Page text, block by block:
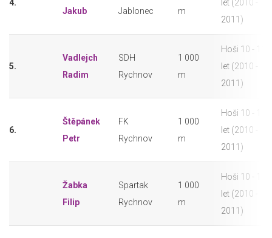
4.
Jakub
Jablonec
m
let (2010 -
2011)
5.
Vadlejch
Radim
SDH
Rychnov
1 000
m
Hoši 10 - 11
let (2010 -
2011)
6.
Štěpánek
Petr
FK
Rychnov
1 000
m
Hoši 10 - 11
let (2010 -
2011)
Žabka
Filip
Spartak
Rychnov
1 000
m
Hoši 10 - 11
let (2010 -
2011)